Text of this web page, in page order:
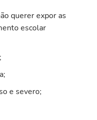
querer expor as
escolar
e severo;